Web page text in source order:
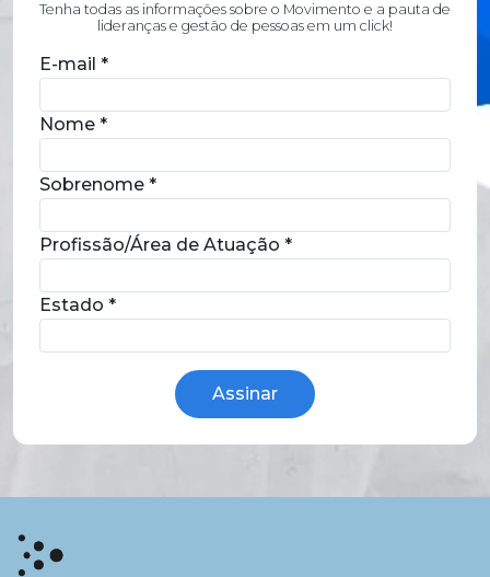
Tenha todas as informações sobre o Movimento e a pauta de
lideranças e gestão de pessoas em um click!
E-mail *
Nome *
Sobrenome *
Profissão/Área de Atuação *
Estado *